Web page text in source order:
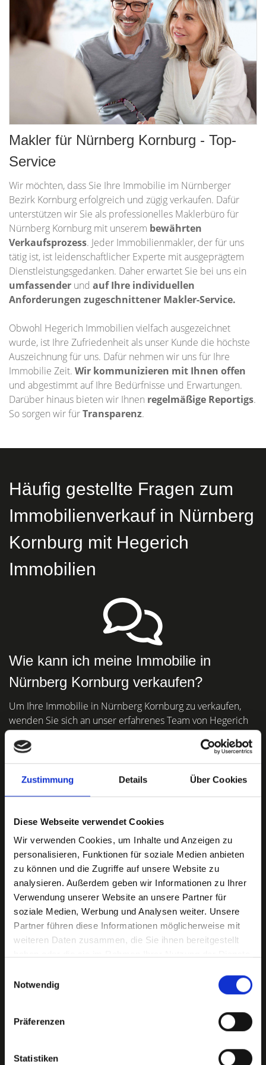
Zustimmung Details Über Cookies
Diese Webseite verwendet Cookies
Wir verwenden Cookies, um Inhalte und Anzeigen zu
personalisieren, Funktionen für soziale Medien anbieten
zu können und die Zugriffe auf unsere Website zu
analysieren. Außerdem geben wir Informationen zu Ihrer
Verwendung unserer Website an unsere Partner für
soziale Medien, Werbung und Analysen weiter. Unsere
Partner führen diese Informationen möglicherweise mit
weiteren Daten zusammen, die Sie ihnen bereitgestellt
Notwendig
Präferenzen
Statistiken
Makler für Nürnberg Kornburg - Top-
Service
Wir möchten, dass Sie Ihre Immobilie im Nürnberger
Bezirk Kornburg erfolgreich und zügig verkaufen. Dafür
unterstützen wir Sie als professionelles Maklerbüro für
Nürnberg Kornburg mit unserem bewährten
Verkaufsprozess. Jeder Immobilienmakler, der für uns
tätig ist, ist leidenschaftlicher Experte mit ausgeprägtem
Dienstleistungsgedanken. Daher erwartet Sie bei uns ein
umfassender und auf Ihre individuellen
Anforderungen zugeschnittener Makler-Service.
Obwohl Hegerich Immobilien vielfach ausgezeichnet
wurde, ist Ihre Zufriedenheit als unser Kunde die höchste
Auszeichnung für uns. Dafür nehmen wir uns für Ihre
Immobilie Zeit. Wir kommunizieren mit Ihnen offen
und abgestimmt auf Ihre Bedürfnisse und Erwartungen.
Darüber hinaus bieten wir Ihnen regelmäßige Reportigs.
So sorgen wir fürTransparenz.
Häufig gestellte Fragen zum
Immobilienverkauf in Nürnberg
Kornburg mit Hegerich
Immobilien
Wie kann ich meine Immobilie in
Nürnberg Kornburg verkaufen?
Um Ihre Immobilie in Nürnberg Kornburg zu verkaufen,
wenden Sie sich an unser erfahrenes Team von Hegerich
Immobilien GmbH. Wir unterstützen Sie mit exzellenten
Orts- und Marktkenntnissen.
Was macht Hegerich Immobilien als
Immobilienmakler besonders?
Hegerich Immobilien zeichnet sich durch langjährige
Erfahrung, Verlässlichkeit und exzellente Marktkenntnisse
in Nürnberg Kornburg aus. Wir setzen uns dafür ein, Ihre
Immobilie sicher und zum Preis zu verkaufen.
Wie lange dauert der Verkaufsprozess
Die Dauer des Verkaufsprozesses kann variieren. Unser